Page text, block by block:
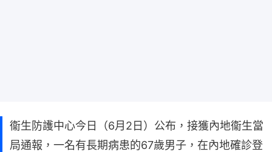
衞生防護中心今日（6月2日）公布，接獲內地衞生當
局通報，一名有長期病患的67歲男子，在內地確診登